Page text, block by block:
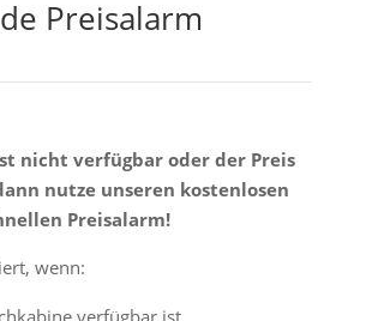
Preisalarm
nicht verfügbar oder der Preis
nutze unseren kostenlosen
Preisalarm!
wenn: